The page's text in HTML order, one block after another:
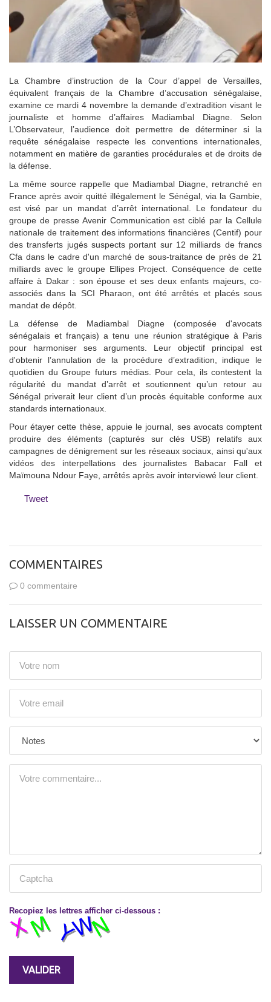
La Chambre d’instruction de la Cour d’appel de Versailles,
équivalent français de la Chambre d’accusation sénégalaise,
examine ce mardi 4 novembre la demande d’extradition visant le
journaliste et homme d’affaires Madiambal Diagne. Selon
L’Observateur, l’audience doit permettre de déterminer si la
requête sénégalaise respecte les conventions internationales,
notamment en matière de garanties procédurales et de droits de
la défense.
La même source rappelle que Madiambal Diagne, retranché en
France après avoir quitté illégalement le Sénégal, via la Gambie,
est visé par un mandat d’arrêt international. Le fondateur du
groupe de presse Avenir Communication est ciblé par la Cellule
nationale de traitement des informations financières (Centif) pour
des transferts jugés suspects portant sur 12 milliards de francs
Cfa dans le cadre d'un marché de sous-traitance de près de 21
milliards avec le groupe Ellipes Project. Conséquence de cette
affaire à Dakar : son épouse et ses deux enfants majeurs, co-
associés dans la SCI Pharaon, ont été arrêtés et placés sous
mandat de dépôt.
La défense de Madiambal Diagne (composée d'avocats
sénégalais et français) a tenu une réunion stratégique à Paris
pour harmoniser ses arguments. Leur objectif principal est
d'obtenir l’annulation de la procédure d’extradition, indique le
quotidien du Groupe futurs médias. Pour cela, ils contestent la
régularité du mandat d’arrêt et soutiennent qu’un retour au
Sénégal priverait leur client d’un procès équitable conforme aux
standards internationaux.
Pour étayer cette thèse, appuie le journal, ses avocats comptent
produire des éléments (capturés sur clés USB) relatifs aux
campagnes de dénigrement sur les réseaux sociaux, ainsi qu'aux
vidéos des interpellations des journalistes Babacar Fall et
Maïmouna Ndour Faye, arrêtés après avoir interviewé leur client.
Tweet
COMMENTAIRES
0 commentaire
LAISSER UN COMMENTAIRE
Recopiez les lettres afficher ci-dessous :